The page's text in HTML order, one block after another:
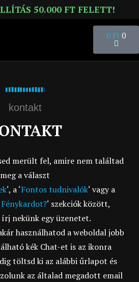
50.000 FT FELETT!
0Ft 0
kontakt
merült fel, amire nem találtad
meg a választ
‘, a ‘Fontos tudnivalók‘ vagy a
‘ szekciók között,
nekünk egy üzenetet.
használhatod a weboldal jobb
kék Chat-et is az ikonra
töltsd ki az alábbi űrlapot és
az általad megadott email